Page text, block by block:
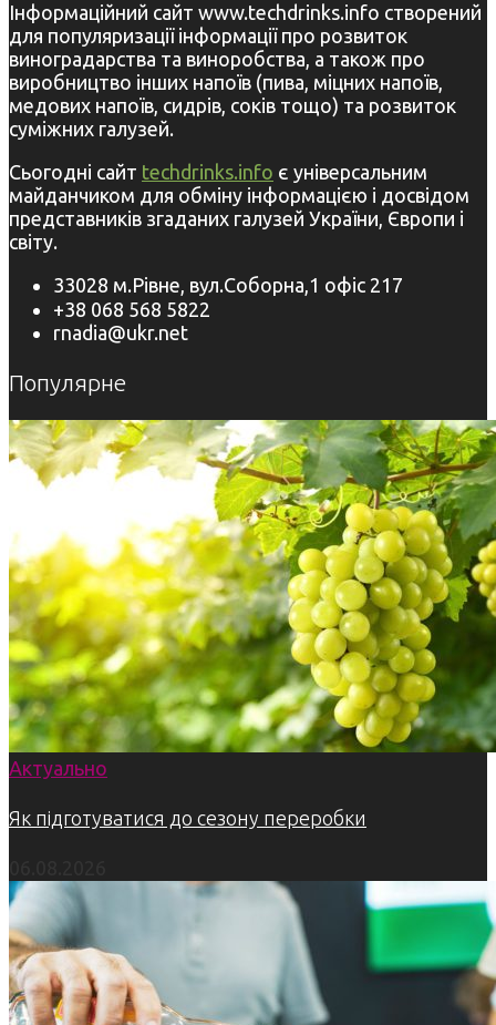
Інформаційний сайт www.techdrinks.info створений
для популяризації інформації про розвиток
виноградарства та виноробства, а також про
виробництво інших напоїв (пива, міцних напоїв,
медових напоїв, сидрів, соків тощо) та розвиток
суміжних галузей.
Сьогодні сайт techdrinks.info є універсальним
майданчиком для обміну інформацією і досвідом
представників згаданих галузей України, Європи і
світу.
33028 м.Рівне, вул.Соборна,1 офіс 217
+38 068 568 5822
rnadia@ukr.net
Популярне
Актуально
Як підготуватися до сезону переробки